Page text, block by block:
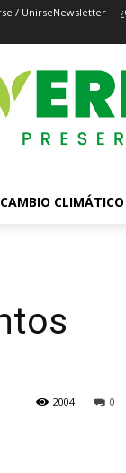
/ UnirseNewsletter
CAMBIO CLIMÁTICO
0
2004